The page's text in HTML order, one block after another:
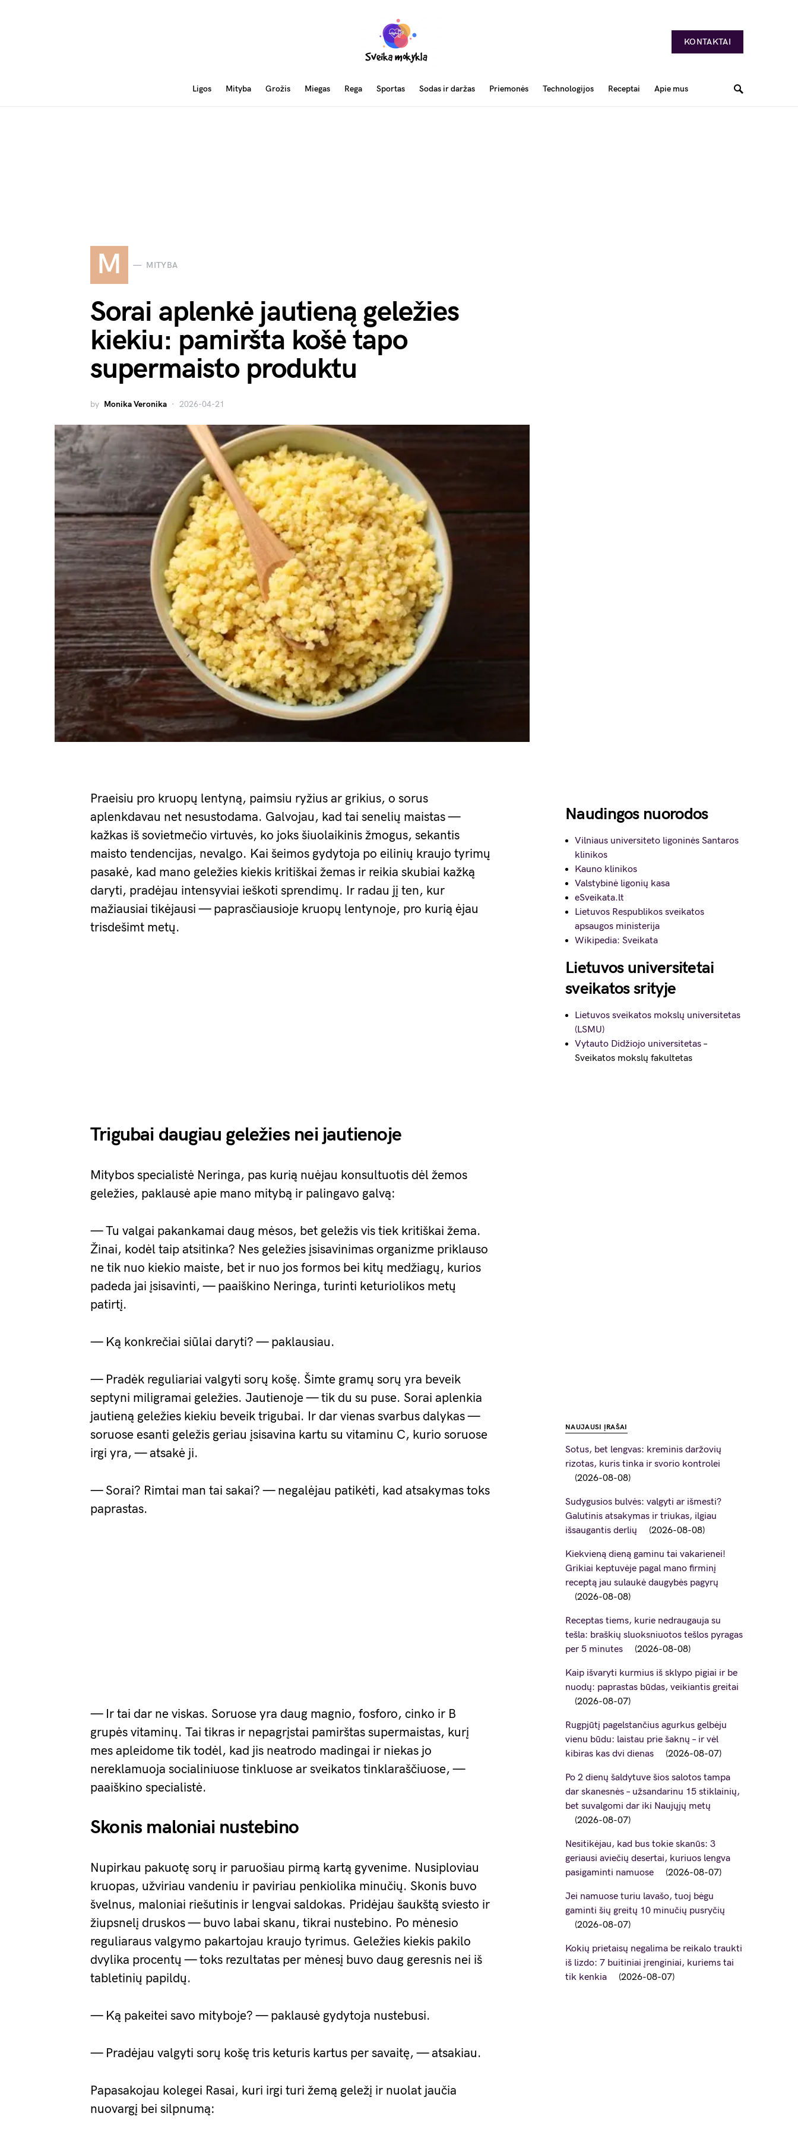
KONTAKTAI
Ligos Mityba Grožis Miegas Rega Sportas Sodas ir daržas Priemonės Technologijos Receptai Apie mus
M MITYBA
Sorai aplenkė jautieną geležies
kiekiu: pamiršta košė tapo
supermaisto produktu
by Monika Veronika 2026-04-21
Praeisiu pro kruopų lentyną, paimsiu ryžius ar grikius, o sorus
aplenkdavau net nesustodama. Galvojau, kad tai senelių maistas —
kažkas iš sovietmečio virtuvės, ko joks šiuolaikinis žmogus, sekantis
maisto tendencijas, nevalgo. Kai šeimos gydytoja po eilinių kraujo tyrimų
pasakė, kad mano geležies kiekis kritiškai žemas ir reikia skubiai kažką
daryti, pradėjau intensyviai ieškoti sprendimų. Ir radau jį ten, kur
mažiausiai tikėjausi — paprasčiausioje kruopų lentynoje, pro kurią ėjau
trisdešimt metų.
Trigubai daugiau geležies nei jautienoje
Mitybos specialistė Neringa, pas kurią nuėjau konsultuotis dėl žemos
geležies, paklausė apie mano mitybą ir palingavo galvą:
— Tu valgai pakankamai daug mėsos, bet geležis vis tiek kritiškai žema.
Žinai, kodėl taip atsitinka? Nes geležies įsisavinimas organizme priklauso
ne tik nuo kiekio maiste, bet ir nuo jos formos bei kitų medžiagų, kurios
padeda jai įsisavinti, — paaiškino Neringa, turinti keturiolikos metų
patirtį.
— Ką konkrečiai siūlai daryti? — paklausiau.
— Pradėk reguliariai valgyti sorų košę. Šimte gramų sorų yra beveik
septyni miligramai geležies. Jautienoje — tik du su puse. Sorai aplenkia
jautieną geležies kiekiu beveik trigubai. Ir dar vienas svarbus dalykas —
soruose esanti geležis geriau įsisavina kartu su vitaminu C, kurio soruose
irgi yra, — atsakė ji.
— Sorai? Rimtai man tai sakai? — negalėjau patikėti, kad atsakymas toks
paprastas.
— Ir tai dar ne viskas. Soruose yra daug magnio, fosforo, cinko ir B
grupės vitaminų. Tai tikras ir nepagrįstai pamirštas supermaistas, kurį
mes apleidome tik todėl, kad jis neatrodo madingai ir niekas jo
nereklamuoja socialiniuose tinkluose ar sveikatos tinklaraščiuose, —
paaiškino specialistė.
Skonis maloniai nustebino
Nupirkau pakuotę sorų ir paruošiau pirmą kartą gyvenime. Nusiploviau
kruopas, užviriau vandeniu ir paviriau penkiolika minučių. Skonis buvo
švelnus, maloniai riešutinis ir lengvai saldokas. Pridėjau šaukštą sviesto ir
žiupsnelį druskos — buvo labai skanu, tikrai nustebino. Po mėnesio
reguliaraus valgymo pakartojau kraujo tyrimus. Geležies kiekis pakilo
dvylika procentų — toks rezultatas per mėnesį buvo daug geresnis nei iš
tabletinių papildų.
— Ką pakeitei savo mityboje? — paklausė gydytoja nustebusi.
— Pradėjau valgyti sorų košę tris keturis kartus per savaitę, — atsakiau.
Papasakojau kolegei Rasai, kuri irgi turi žemą geležį ir nuolat jaučia
nuovargį bei silpnumą:
Naudingos nuorodos
Vilniaus universiteto ligoninės Santaros
klinikos
Kauno klinikos
Valstybinė ligonių kasa
eSveikata.lt
Lietuvos Respublikos sveikatos
apsaugos ministerija
Wikipedia: Sveikata
Lietuvos universitetai
sveikatos srityje
Lietuvos sveikatos mokslų universitetas
(LSMU)
Vytauto Didžiojo universitetas –
Sveikatos mokslų fakultetas
NAUJAUSI ĮRAŠAI
Sotus, bet lengvas: kreminis daržovių
rizotas, kuris tinka ir svorio kontrolei
2026-08-08
Sudygusios bulvės: valgyti ar išmesti?
Galutinis atsakymas ir triukas, ilgiau
išsaugantis derlių
2026-08-08
Kiekvieną dieną gaminu tai vakarienei!
Grikiai keptuvėje pagal mano firminį
receptą jau sulaukė daugybės pagyrų
2026-08-08
Receptas tiems, kurie nedraugauja su
tešla: braškių sluoksniuotos tešlos pyragas
per 5 minutes
2026-08-08
Kaip išvaryti kurmius iš sklypo pigiai ir be
nuodų: paprastas būdas, veikiantis greitai
2026-08-07
Rugpjūtį pagelstančius agurkus gelbėju
vienu būdu: laistau prie šaknų – ir vėl
kibiras kas dvi dienas
2026-08-07
Po 2 dienų šaldytuve šios salotos tampa
dar skanesnės – užsandarinu 15 stiklainių,
bet suvalgomi dar iki Naujųjų metų
2026-08-07
Nesitikėjau, kad bus tokie skanūs: 3
geriausi aviečių desertai, kuriuos lengva
pasigaminti namuose
2026-08-07
Jei namuose turiu lavašo, tuoj bėgu
gaminti šių greitų 10 minučių pusryčių
2026-08-07
Kokių prietaisų negalima be reikalo traukti
iš lizdo: 7 buitiniai įrenginiai, kuriems tai
tik kenkia
2026-08-07